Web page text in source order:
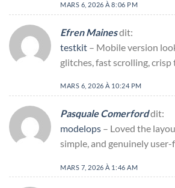
MARS 6, 2026 À 8:06 PM
Efren Mainesdit:
testkit – Mobile version
glitches, fast scrolling, crisp
MARS 6, 2026 À 10:24 PM
Pasquale Comerforddit:
modelops – Loved the
simple, and genuinely
MARS 7, 2026 À 1:46 AM